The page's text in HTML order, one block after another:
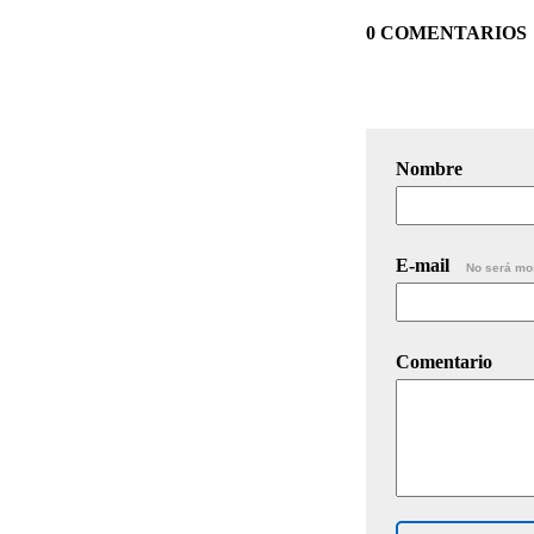
0 COMENTARIOS
Nombre
E-mail No será
Comentario